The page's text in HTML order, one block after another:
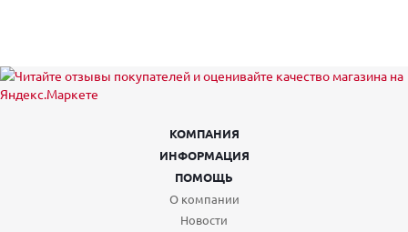
КОМПАНИЯ
ИНФОРМАЦИЯ
ПОМОЩЬ
О компании
Новости